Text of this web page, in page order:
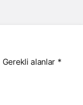
Gerekli alanlar *